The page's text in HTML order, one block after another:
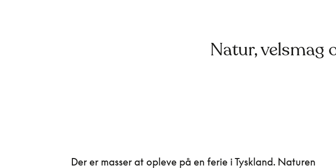
Natur, velsmag
Der er masser at opleve på en ferie i Tyskland. Naturen